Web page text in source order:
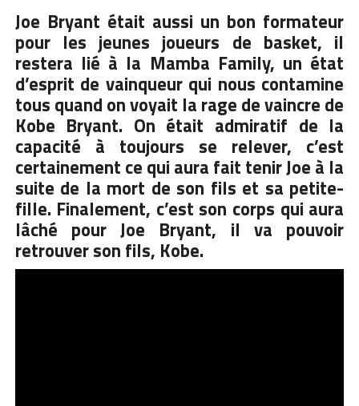
Joe Bryant était aussi un bon formateur
pour les jeunes joueurs de basket, il
restera lié à la Mamba Family, un état
d’esprit de vainqueur qui nous contamine
tous quand on voyait la rage de vaincre de
Kobe Bryant. On était admiratif de la
capacité à toujours se relever, c’est
certainement ce qui aura fait tenirJoe à la
suite de la mort de son fils et sa petite-
fille. Finalement, c’est son corps qui aura
lâché pour Joe Bryant, il va pouvoir
retrouver son fils, Kobe.